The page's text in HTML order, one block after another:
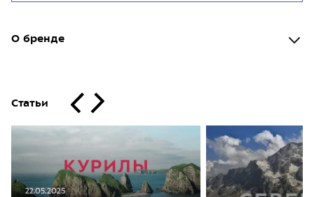
О бренде
Статьи
22.05.2025